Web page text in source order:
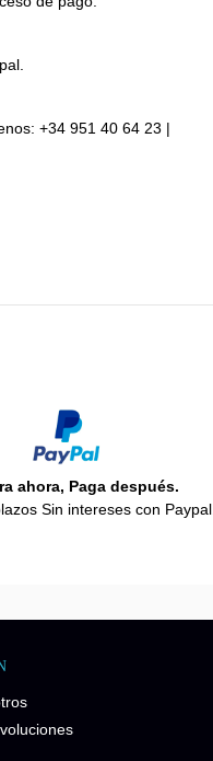
+34 951 40 64 23 |
ahora, Paga después.
Sin intereses con Paypal.